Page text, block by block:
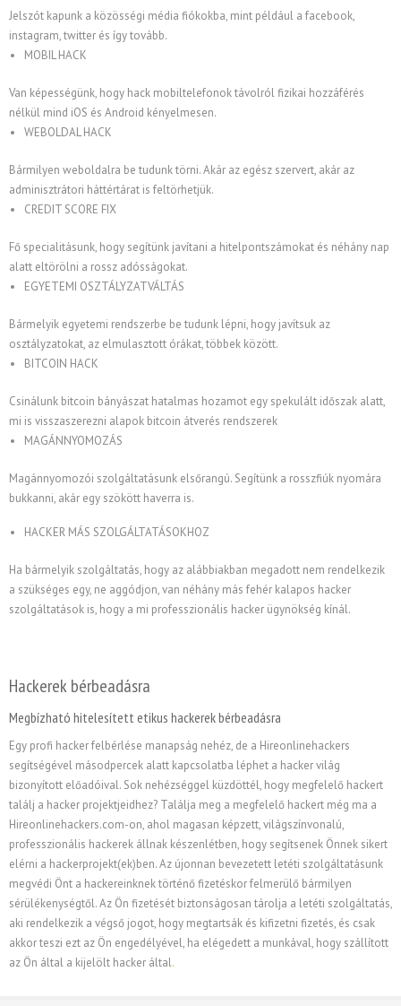
Jelszót kapunk a közösségi média fiókokba, mint például a facebook,
instagram, twitter és így tovább.
MOBIL HACK
Van képességünk, hogy hack mobiltelefonok távolról fizikai hozzáférés
nélkül mind iOS és Android kényelmesen.
WEBOLDAL HACK
Bármilyen weboldalra be tudunk törni. Akár az egész szervert, akár az
adminisztrátori háttértárat is feltörhetjük.
CREDIT SCORE FIX
Fő specialitásunk, hogy segítünk javítani a hitelpontszámokat és néhány nap
alatt eltörölni a rossz adósságokat.
EGYETEMI OSZTÁLYZATVÁLTÁS
Bármelyik egyetemi rendszerbe be tudunk lépni, hogy javítsuk az
osztályzatokat, az elmulasztott órákat, többek között.
BITCOIN HACK
Csinálunk bitcoin bányászat hatalmas hozamot egy spekulált időszak alatt,
mi is visszaszerezni alapok bitcoin átverés rendszerek
MAGÁNNYOMOZÁS
Magánnyomozói szolgáltatásunk elsőrangú. Segítünk a rosszfiúk nyomára
bukkanni, akár egy szökött haverra is.
HACKER MÁS SZOLGÁLTATÁSOKHOZ
Ha bármelyik szolgáltatás, hogy az alábbiakban megadott nem rendelkezik
a szükséges egy, ne aggódjon, van néhány más fehér kalapos hacker
szolgáltatások is, hogy a mi professzionális hacker ügynökség kínál.
Hackerek bérbeadásra
Megbízható hitelesített etikus hackerek bérbeadásra
Egy profi hacker felbérlése manapság nehéz, de a Hireonlinehackers
segítségével másodpercek alatt kapcsolatba léphet a hacker világ
bizonyított előadóival. Sok nehézséggel küzdöttél, hogy megfelelő hackert
találj a hacker projektjeidhez? Találja meg a megfelelő hackert még ma a
Hireonlinehackers.com-on, ahol magasan képzett, világszínvonalú,
professzionális hackerek állnak készenlétben, hogy segítsenek Önnek sikert
elérni a hackerprojekt(ek)ben. Az újonnan bevezetett letéti szolgáltatásunk
megvédi Önt a hackereinknek történő fizetéskor felmerülő bármilyen
sérülékenységtől. Az Ön fizetését biztonságosan tárolja a letéti szolgáltatás,
aki rendelkezik a végső jogot, hogy megtartsák és kifizetni fizetés, és csak
akkor teszi ezt az Ön engedélyével, ha elégedett a munkával, hogy szállított
az Ön által a kijelölt hacker által.